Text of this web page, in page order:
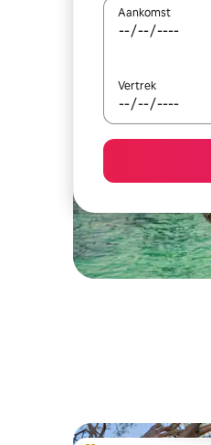
Aankomst
Vertrek